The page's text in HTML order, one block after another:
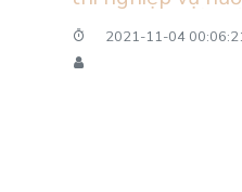
2021.2021-11-04